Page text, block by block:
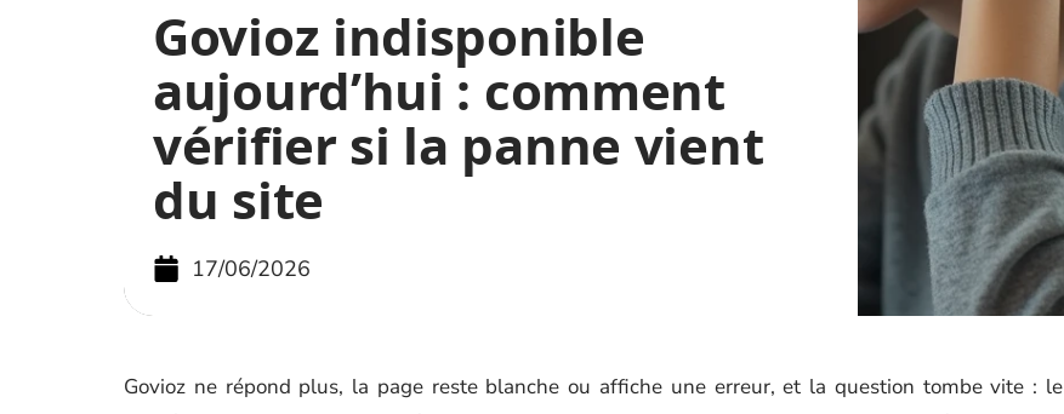
Govioz indisponible
aujourd’hui : comment
vérifier si la panne vient
du site
17/06/2026
Govioz ne répond plus, la page reste blanche ou affiche une erreur, et la question tombe vite : le